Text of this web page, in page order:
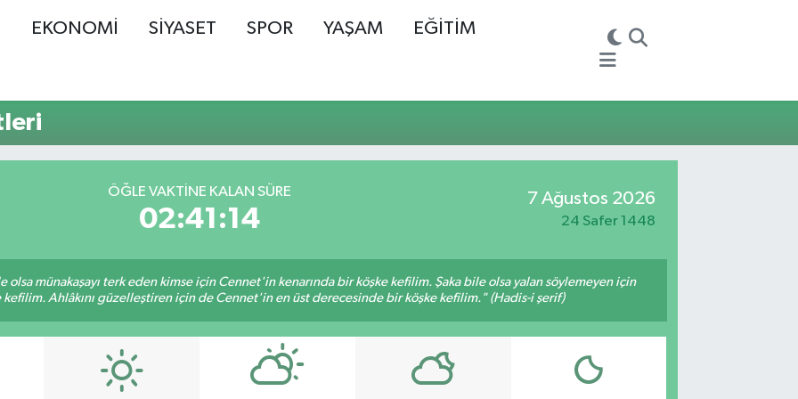
EKONOMİ SİYASET SPOR YAŞAM EĞİTİM
ÖĞLE VAKTINE KALAN SÜRE
02:41:13
7 Ağustos 2026
24 Safer 1448
olsa münakaşayı terk eden kimse için Cennet'in kenarında bir köşke kefilim. Şaka bile olsa yalan söylemeyen için
kefilim. Ahlâkını güzelleştiren için de Cennet'in en üst derecesinde bir köşke kefilim." (Hadis-i şerif)